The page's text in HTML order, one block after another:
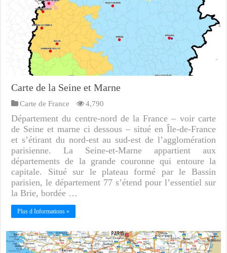
Carte de la Seine et Marne
Carte de France 4,790
Département du centre-nord de la France – voir carte
de Seine et marne ci dessous – situé en Île-de-France
et s’étirant du nord-est au sud-est de l’agglomération
parisienne. La Seine-et-Marne appartient aux
départements de la grande couronne qui entoure la
capitale. Situé sur le plateau formé par le Bassin
parisien, le département 77 s’étend pour l’essentiel sur
la Brie, bordée …
Plus d Informations »